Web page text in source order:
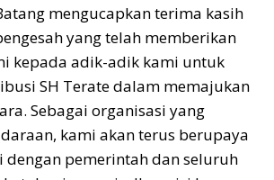
mengucapkan terima kasih
yang telah memberikan
kepada adik-adik kami untuk
SH Terate dalam memajukan
Sebagai organisasi yang
kami akan terus berupaya
dengan pemerintah dan seluruh